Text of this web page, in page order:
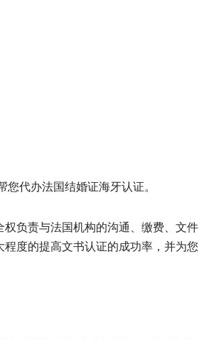
代办法国结婚证海牙认证。
负责与法国机构的沟通、缴费、文件
度的提高文书认证的成功率，并为您